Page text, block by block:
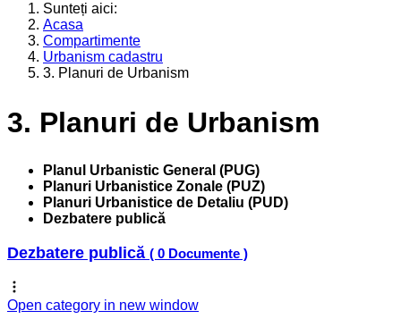
Sunteți aici:
Acasa
Compartimente
Urbanism cadastru
3. Planuri de Urbanism
3. Planuri de Urbanism
Planul Urbanistic General (PUG)
Planuri Urbanistice Zonale (PUZ)
Planuri Urbanistice de Detaliu (PUD)
Dezbatere publică
Dezbatere publică ( 0 Documente )
Open category in new window